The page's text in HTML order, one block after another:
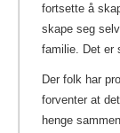
fortsette å
skape seg
familie. Det er
Der folk har
forventer at
henge